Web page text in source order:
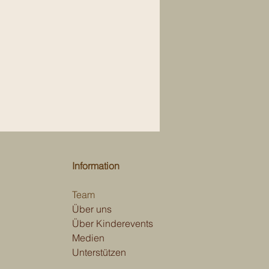
Information
Team
Über uns
Über Kinderevents
Medien
Unterstützen